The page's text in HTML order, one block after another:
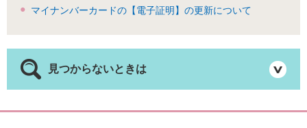
マイナンバーカードの【電子証明】の更新について
見つからないときは